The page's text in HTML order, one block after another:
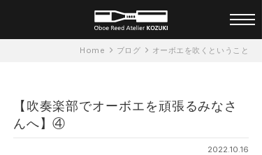
オーダーメイド オーボエリー
Home ブログ オーボエを吹くということ
【吹奏楽部でオーボエを頑張るみなさ
んへ】④
2022.10.16